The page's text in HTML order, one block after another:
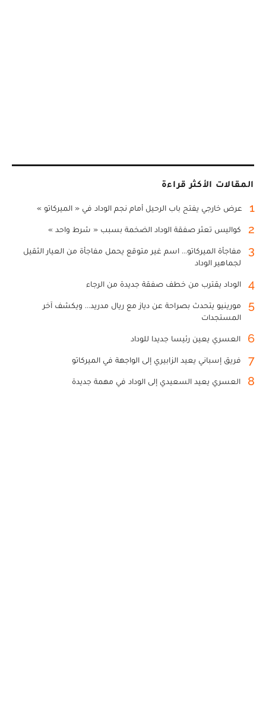
المقالات الأكثر قراءة
1 عرض خارجي يفتح باب الرحيل أمام نجم الوداد في « الميركاتو »
2 كواليس تعثر صفقة الوداد الضخمة بسبب « شرط واحد »
3
مفاجأة الميركاتو... اسم غير متوقع يحمل مفاجأة من العيار الثقيل
لجماهير الوداد
4 الوداد يقترب من خطف صفقة جديدة من الرجاء
5
مورينيو يتحدث بصراحة عن دياز مع ريال مدريد... ويكشف آخر
المستجدات
6 العسري يعين رئيسا جديدا للوداد
7 فريق إسباني يعيد الزابيري إلى الواجهة في الميركاتو
8 العسري يعيد السعيدي إلى الوداد في مهمة جديدة